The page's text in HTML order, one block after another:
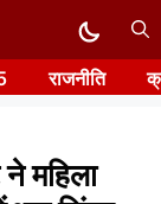
राजनीति
महिला